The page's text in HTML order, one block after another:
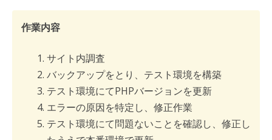
作業内容
サイト内調査
バックアップをとり、テスト環境を構築
テスト環境にてPHPバージョンを更新
エラーの原因を特定し、修正作業
テスト環境にて問題ないことを確認し、修正し